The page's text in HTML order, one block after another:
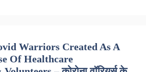
Warriors Created As A
Of Healthcare